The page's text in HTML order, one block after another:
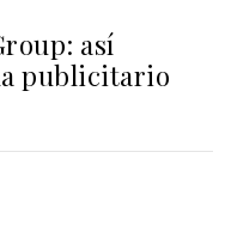
así
publicitario